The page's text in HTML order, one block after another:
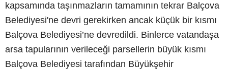
kapsamında taşınmazların tamamının tekrar Balçova
Belediyesi'ne devri gerekirken ancak küçük bir kısmı
Balçova Belediyesi’ne devredildi. Binlerce vatandaşa
arsa tapularının verileceği parsellerin büyük kısmı
Balçova Belediyesi tarafından Büyükşehir